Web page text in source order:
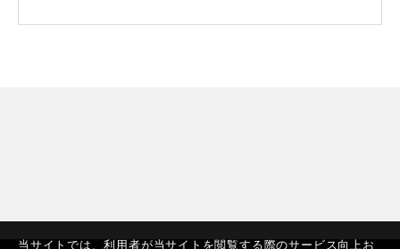
当サイトでは、利用者が当サイトを閲覧する際のサービス向上お